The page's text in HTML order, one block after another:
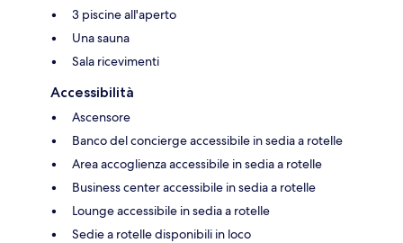
3 piscine all'aperto
Una sauna
Sala ricevimenti
Accessibilità
Ascensore
Banco del concierge accessibile in sedia a rotelle
Area accoglienza accessibile in sedia a rotelle
Business center accessibile in sedia a rotelle
Lounge accessibile in sedia a rotelle
Sedie a rotelle disponibili in loco